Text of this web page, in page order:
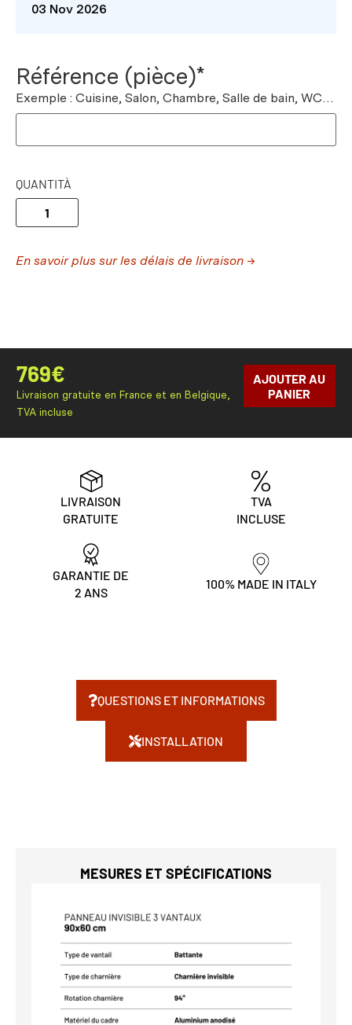
03 Nov 2026
Référence (pièce)*
Exemple : Cuisine, Salon, Chambre, Salle de bain, WC…
QUANTITÀ
En savoir plus sur les délais de livraison →
769€
Livraison gratuite en France et en Belgique,
TVA incluse
AJOUTER AU
PANIER
LIVRAISON
GRATUITE
TVA
INCLUSE
GARANTIE DE
2 ANS
100% MADE IN ITALY
QUESTIONS ET INFORMATIONS
INSTALLATION
MESURES ET SPÉCIFICATIONS